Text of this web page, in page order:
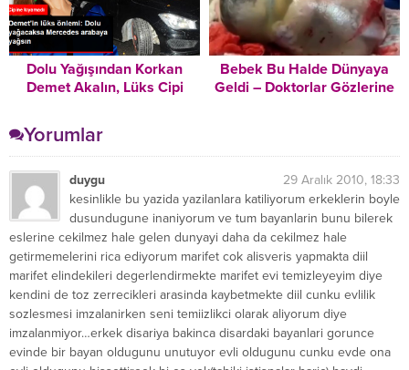
Dolu Yağışından Korkan
Demet Akalın, Lüks Cipi
Yarışmasından Kazandığı
Arabayı Kullandı
Bebek Bu Halde Dünyaya
Geldi – Doktorlar Gözlerine
Yorumlar
duygu
29 Aralık 2010, 18:33
kesinlikle bu yazida yazilanlara katiliyorum erkeklerin boyle
dusundugune inaniyorum ve tum bayanlarin bunu bilerek
eslerine cekilmez hale gelen dunyayi daha da cekilmez hale
getirmemelerini rica ediyorum marifet cok alisveris yapmakta diil
marifet elindekileri degerlendirmekte marifet evi temizleyeyim diye
kendini de toz zerrecikleri arasinda kaybetmekte diil cunku evlilik
sozlesmesi imzalanirken seni temiizlikci olarak aliyorum diye
imzalanmiyor…erkek disariya bakinca disardaki bayanlari gorunce
evinde bir bayan oldugunu unutuyor evli oldugunu cunku evde ona